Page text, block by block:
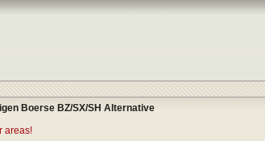
Boerse BZ/SX/SH Alternative
areas!